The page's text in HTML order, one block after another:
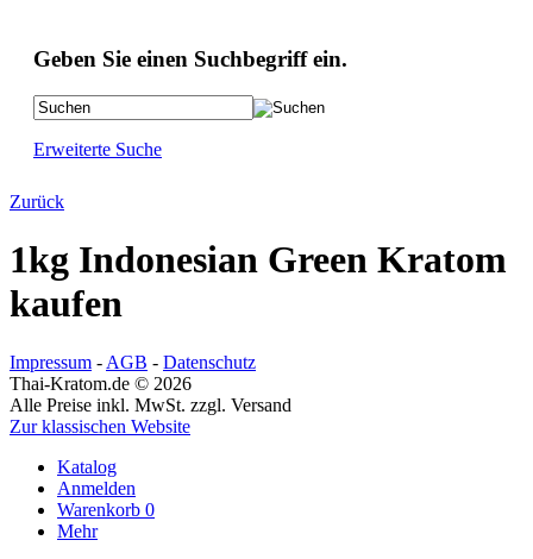
Geben Sie einen Suchbegriff ein.
Erweiterte Suche
Zurück
1kg Indonesian Green Kratom
kaufen
Impressum - AGB - Datenschutz
Thai-Kratom.de © 2026
Alle Preise inkl. MwSt. zzgl. Versand
Zur klassischen Website
Katalog
Anmelden
Warenkorb 0
Mehr